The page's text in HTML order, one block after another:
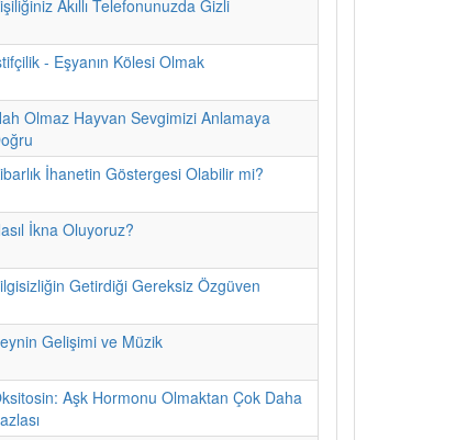
Akıllı Telefonunuzda Gizli
- Eşyanın Kölesi Olmak
Olmaz Hayvan Sevgimizi Anlamaya
İhanetin Göstergesi Olabilir mi?
İkna Oluyoruz?
Getirdiği Gereksiz Özgüven
Gelişimi ve Müzik
Aşk Hormonu Olmaktan Çok Daha